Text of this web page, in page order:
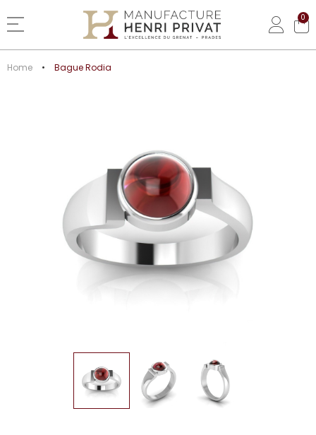
Basculer la navigation
0
Home Bague Rodia